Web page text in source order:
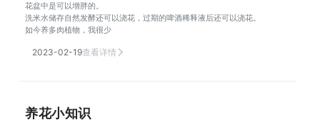
花盆中是可以增胖的。
洗米水储存自然发酵还可以浇花，过期的啤酒稀释液后还可以浇花。
如今养多肉植物，我很少
2023-02-19查看详情
养花小知识